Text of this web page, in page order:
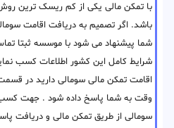
با تمکن مالی یکی از کم ریسک ترین
باشد. اگر تصمیم به دریافت اقامت
شما پیشنهاد می شود با موسسه ثبتا
شرایط کامل این کشور اطلاعات کسب
اقامت تمکن مالی سومالی دارید در
وقت به شما پاسخ داده شود . جهت کسب
سومالی از طریق تمکن مالی و دریافت